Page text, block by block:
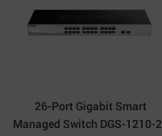
26-Port Gigabit Smart
Managed Switch DGS-1210-